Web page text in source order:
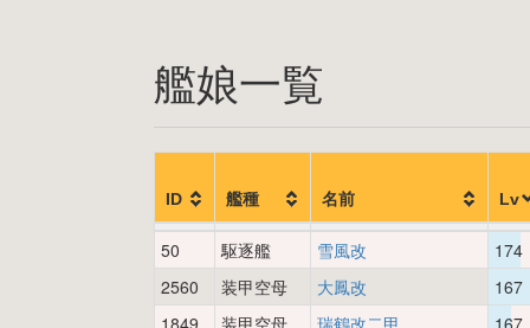
艦娘一覧
ID 艦種 名前 Lv
50 駆逐艦 雪風改
174
2560
装甲空母 大鳳改
167
1849
装甲空母 瑞鶴改二甲
167